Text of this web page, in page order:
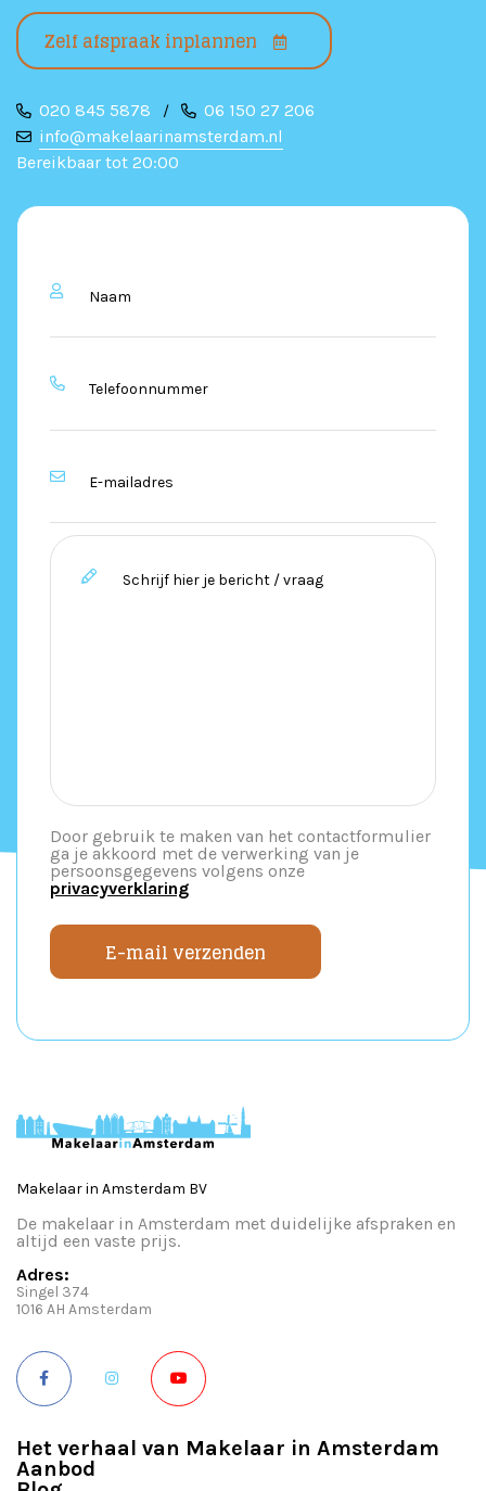
Zelf afspraak inplannen
020 845 5878 /
06 150 27 206
info@makelaarinamsterdam.nl
Bereikbaar tot 20:00
Door gebruik te maken van het contactformulier
ga je akkoord met de verwerking van je
persoonsgegevens volgens onze
privacyverklaring
E-mail verzenden
Makelaar in Amsterdam BV
De makelaar in Amsterdam met duidelijke afspraken en
altijd een vaste prijs.
Adres:
Singel 374
1016 AH Amsterdam
Het verhaal van Makelaar in Amsterdam
Aanbod